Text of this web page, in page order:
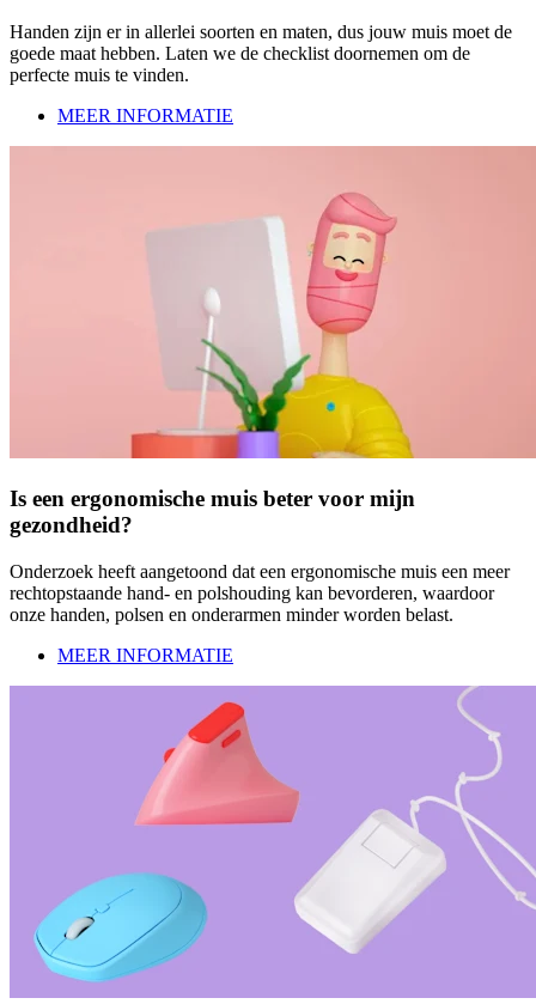
Handen zijn er in allerlei soorten en maten, dus jouw muis moet de
goede maat hebben. Laten we de checklist doornemen om de
perfecte muis te vinden.
MEER INFORMATIE
Is een ergonomische muis beter voor mijn
gezondheid?
Onderzoek heeft aangetoond dat een ergonomische muis een meer
rechtopstaande hand- en polshouding kan bevorderen, waardoor
onze handen, polsen en onderarmen minder worden belast.
MEER INFORMATIE